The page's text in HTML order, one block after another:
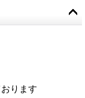
ります